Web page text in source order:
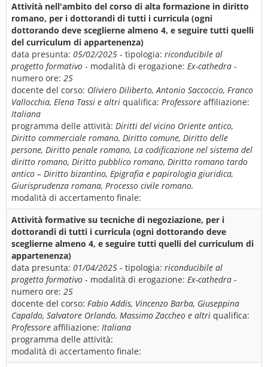
Attività nell'ambito del corso di alta formazione in diritto
romano, per i dottorandi di tutti i curricula (ogni
dottorando deve sceglierne almeno 4, e seguire tutti quelli
del curriculum di appartenenza)
data presunta: 05/02/2025 - tipologia: riconducibile al
progetto formativo - modalità di erogazione: Ex-cathedra -
numero ore: 25
docente del corso: Oliviero Diliberto, Antonio Saccoccio, Franco
Vallocchia, Elena Tassi e altri qualifica: Professore affiliazione:
Italiana
programma delle attività: Diritti del vicino Oriente antico,
Diritto commerciale romano, Diritto comune, Diritto delle
persone, Diritto penale romano, La codificazione nel sistema del
diritto romano, Diritto pubblico romano, Diritto romano tardo
antico – Diritto bizantino, Epigrafia e papirologia giuridica,
Giurisprudenza romana, Processo civile romano.
modalità di accertamento finale:
Attività formative su tecniche di negoziazione, per i
dottorandi di tutti i curricula (ogni dottorando deve
sceglierne almeno 4, e seguire tutti quelli del curriculum di
appartenenza)
data presunta: 01/04/2025 - tipologia: riconducibile al
progetto formativo - modalità di erogazione: Ex-cathedra -
numero ore: 25
docente del corso: Fabio Addis, Vincenzo Barba, Giuseppina
Capaldo, Salvatore Orlando, Massimo Zaccheo e altri qualifica:
Professore affiliazione: Italiana
programma delle attività:
modalità di accertamento finale: